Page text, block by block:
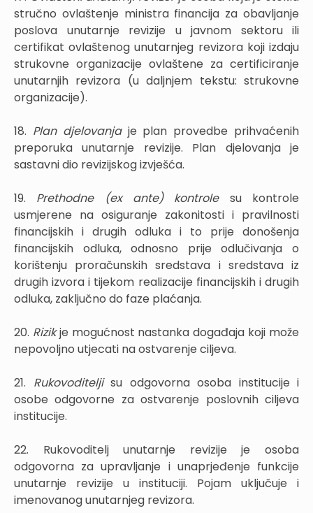
stručno ovlaštenje ministra financija za obavljanje
poslova unutarnje revizije u javnom sektoru ili
certifikat ovlaštenog unutarnjeg revizora koji izdaju
strukovne organizacije ovlaštene za certificiranje
unutarnjih revizora (u daljnjem tekstu: strukovne
organizacije).
18. Plan djelovanjaje plan provedbe prihvaćenih
preporuka unutarnje revizije. Plan djelovanja je
sastavni dio revizijskog izvješća.
19. Prethodne (ex ante) kontrolesu kontrole
usmjerene na osiguranje zakonitosti i pravilnosti
financijskih i drugih odluka i to prije donošenja
financijskih odluka, odnosno prije odlučivanja o
korištenju proračunskih sredstava i sredstava iz
drugih izvora i tijekom realizacije financijskih i drugih
odluka, zaključno do faze plaćanja.
20. Rizikje mogućnost nastanka događaja koji može
nepovoljno utjecati na ostvarenje ciljeva.
21. Rukovoditelji su odgovorna osoba institucije i
osobe odgovorne za ostvarenje poslovnih ciljeva
institucije.
22.
Rukovoditelj unutarnje revizije je osoba
odgovorna za upravljanje i unaprjeđenje funkcije
unutarnje revizije u instituciji. Pojam uključuje i
imenovanog unutarnjeg revizora.